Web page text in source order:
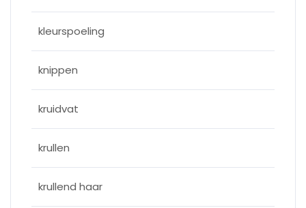
kleurspoeling
knippen
kruidvat
krullen
krullend haar